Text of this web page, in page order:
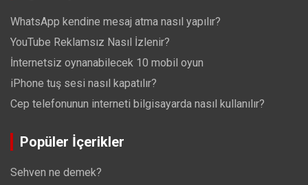
WhatsApp kendine mesaj atma nasıl yapılır?
YouTube Reklamsız Nasıl İzlenir?
İnternetsiz oynanabilecek 10 mobil oyun
iPhone tuş sesi nasıl kapatılır?
Cep telefonunun interneti bilgisayarda nasıl kullanılır?
Popüler İçerikler
Sehven ne demek?